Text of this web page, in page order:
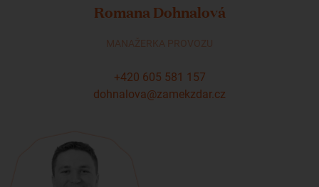
Romana Dohnalová
MANAŽERKA PROVOZU
+420 605 581 157
dohnalova@zamekzdar.cz